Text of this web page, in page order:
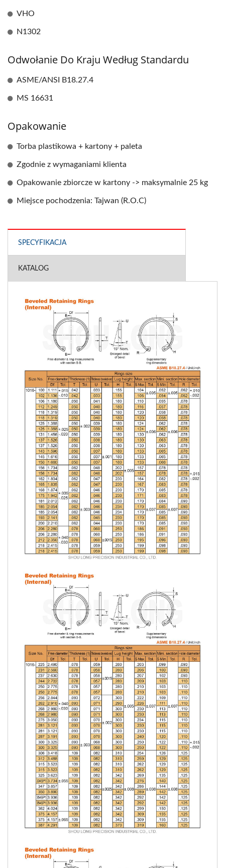
VHO
N1302
Odwołanie Do Kraju Według Standardu
ASME/ANSI B18.27.4
MS 16631
Opakowanie
Torba plastikowa + kartony + paleta
Zgodnie z wymaganiami klienta
Opakowanie zbiorcze w kartony -> maksymalnie 25 kg
Miejsce pochodzenia: Tajwan (R.O.C)
SPECYFIKACJA
KATALOG